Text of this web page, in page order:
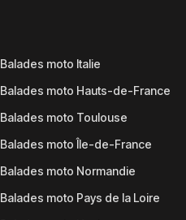
Balades moto Italie
Balades moto Hauts-de-France
Balades moto Toulouse
Balades moto Île-de-France
Balades moto Normandie
Balades moto Pays de la Loire